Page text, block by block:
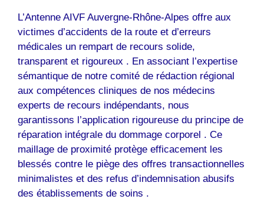
L’Antenne AIVF Auvergne-Rhône-Alpes offre aux
victimes d’accidents de la route et d’erreurs
médicales un rempart de recours solide,
transparent et rigoureux . En associant l’expertise
sémantique de notre comité de rédaction régional
aux compétences cliniques de nos médecins
experts de recours indépendants, nous
garantissons l’application rigoureuse du principe de
réparation intégrale du dommage corporel . Ce
maillage de proximité protège efficacement les
blessés contre le piège des offres transactionnelles
minimalistes et des refus d’indemnisation abusifs
des établissements de soins .